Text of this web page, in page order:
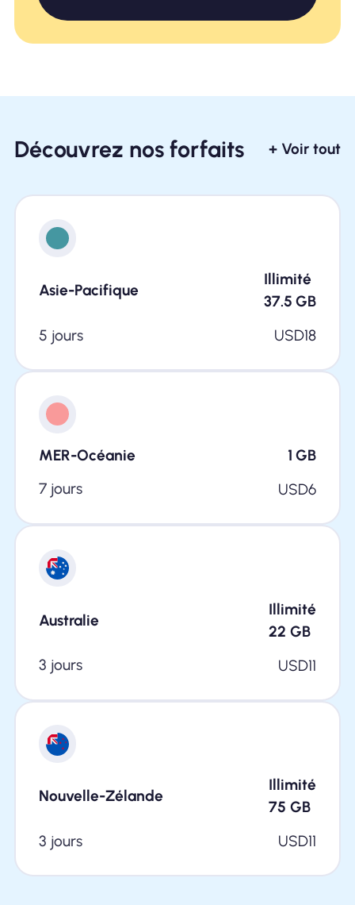
Découvrez nos forfaits + Voir tout
Asie-Pacifique
Illimité
37.5 GB
5 jours
USD18
MER-Océanie 1 GB
7 jours
USD6
Australie
Illimité
22 GB
3 jours
USD11
Nouvelle-Zélande
Illimité
75 GB
3 jours
USD11